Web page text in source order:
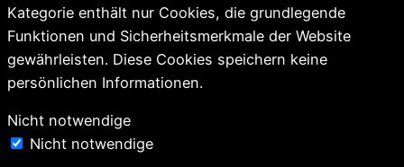
Kategorie enthält nur Cookies, die grundlegende
Funktionen und Sicherheitsmerkmale der Website
gewährleisten. Diese Cookies speichern keine
persönlichen Informationen.
Nicht notwendige
Nicht notwendige